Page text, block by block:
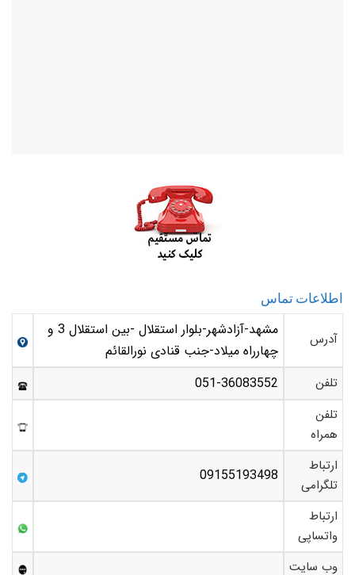
اطلاعات تماس
آدرس
مشهد-آزادشهر-بلوار استقلال -بین استقلال 3 و
چهارراه میلاد-جنب قنادی نورالقائم
تلفن 051-36083552
تلفن
همراه
ارتباط
تلگرامی
09155193498
ارتباط
واتساپی
وب سایت